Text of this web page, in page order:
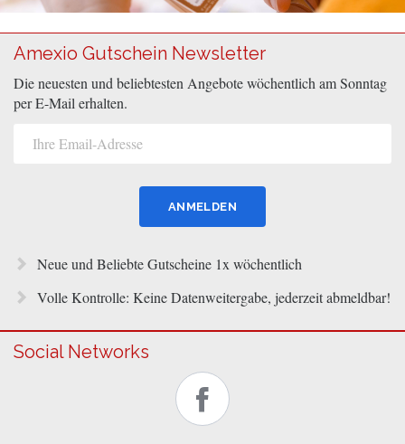
Amexio Gutschein Newsletter
Die neuesten und beliebtesten Angebote wöchentlich am Sonntag
per E-Mail erhalten.
Neue und Beliebte Gutscheine 1x wöchentlich
Volle Kontrolle: Keine Datenweitergabe, jederzeit abmeldbar!
Social Networks